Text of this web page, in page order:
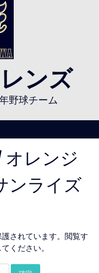
ンズ
野球チーム
オレンジ
ンライズ
されています。閲覧す
ください。